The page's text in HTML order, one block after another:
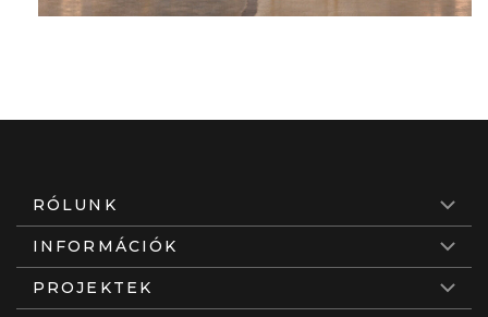
RÓLUNK
INFORMÁCIÓK
PROJEKTEK